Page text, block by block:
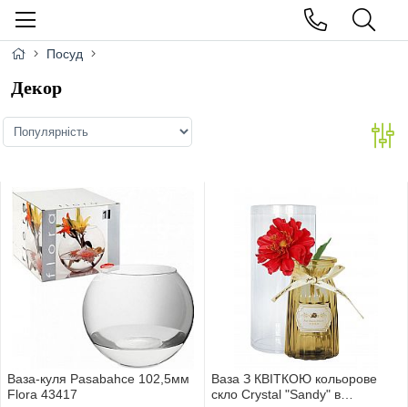
Посуд
Декор
Ваза-куля Pasabahce 102,5мм
Flora 43417
Ваза З КВIТКОЮ кольорове
скло Сrystal "Sandy" в